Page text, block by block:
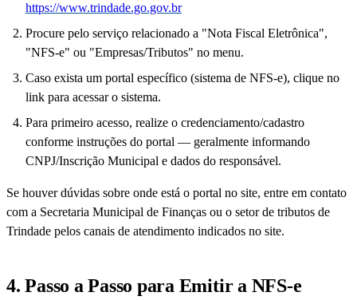
https://www.trindade.go.gov.br
Procure pelo serviço relacionado a "Nota Fiscal Eletrônica",
"NFS-e" ou "Empresas/Tributos" no menu.
Caso exista um portal específico (sistema de NFS-e), clique no
link para acessar o sistema.
Para primeiro acesso, realize o credenciamento/cadastro
conforme instruções do portal — geralmente informando
CNPJ/Inscrição Municipal e dados do responsável.
Se houver dúvidas sobre onde está o portal no site, entre em contato
com a Secretaria Municipal de Finanças ou o setor de tributos de
Trindade pelos canais de atendimento indicados no site.
4. Passo a Passo para Emitir a NFS-e